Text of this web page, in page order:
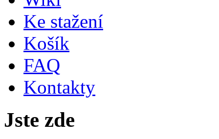
Ke stažení
Košík
FAQ
Kontakty
Jste zde